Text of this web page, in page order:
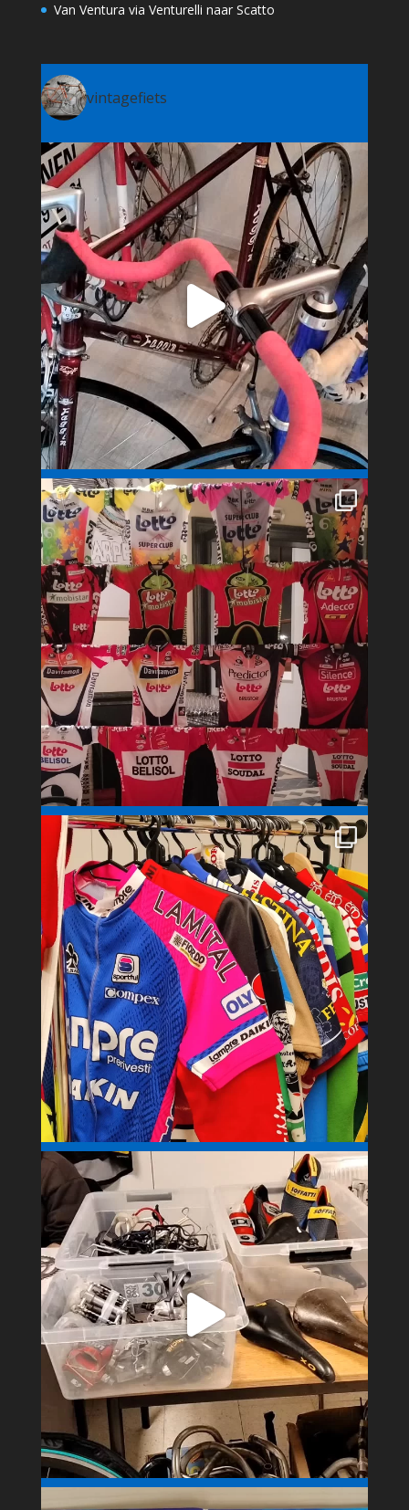
Van Ventura via Venturelli naar Scatto
vintagefiets